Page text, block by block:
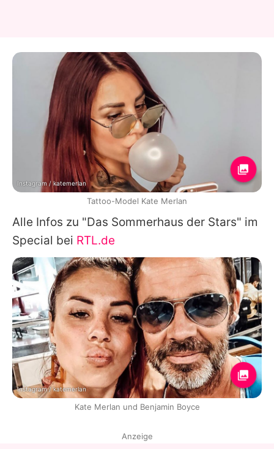
Alle Infos zu "Das Sommerhaus der Stars" im
Special bei RTL.de
Instagram / katemerlan
Tattoo-Model Kate Merlan
Instagram / katemerlan
Kate Merlan und Benjamin Boyce
Anzeige